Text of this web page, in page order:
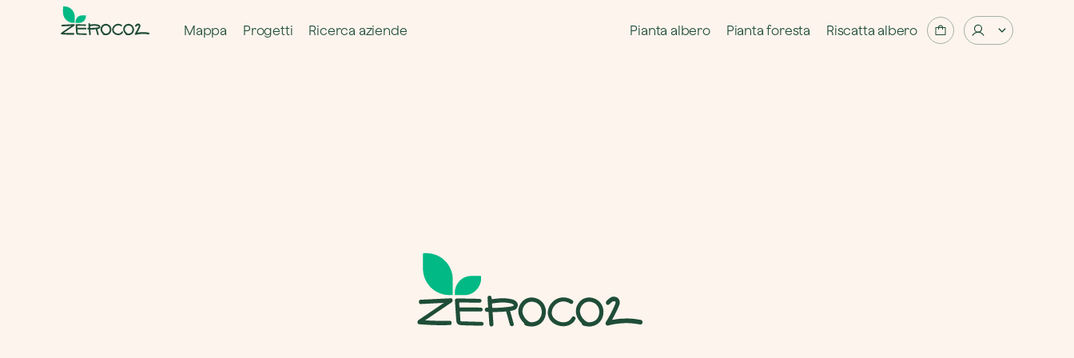
Mappa Progetti Ricerca aziende Pianta albero Pianta foresta Riscatta albero